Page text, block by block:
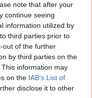
note that after your
continue seeing
information utilized by
third parties prior to
out of the further
by third parties on the
This information may
on the IAB’s List of
disclose it to other
Artículo siguiente
Amazing destaca la
importancia de trabajar
Amazon de forma
holística para poder
alcanzar el éxito en el
marketplace